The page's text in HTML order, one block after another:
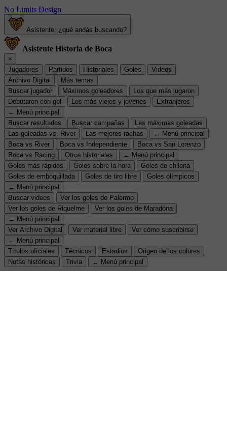
No Limits Design
Asistente: ¿qué andás buscando?
Asistente Historia de Boca
×
Jugadores
Partidos Historiales Goles
Videos
Archivo Digital
Más temas
Buscar jugador
Máximos goleadores
Los que más jugaron
Debutaron con gol
Los más viejos y jóvenes
Extranjeros
← Menú principal
Buscar resultados
Buscar campañas
Las máximas goleadas
Las goleadas vs. River
Las mejores rachas
← Menú principal
Boca vs River
Boca vs Independiente
Boca vs San Lorenzo
Boca vs Racing
Otros historiales
← Menú principal
Goles más rápidos
Goles sobre la hora
Goles de chilena
Goles de emboquillada
Goles de tiro libre
Goles olímpicos
← Menú principal
Buscar videos
Ver los goles de Palermo
Ver los goles de Riquelme
Ver los goles de Maradona
← Menú principal
Ver Archivo Digital
Ver material libre
Ver cómo suscribirse
← Menú principal
Títulos oficiales
Técnicos Estadios
Origen de los colores
Notas históricas
Trivia ← Menú principal